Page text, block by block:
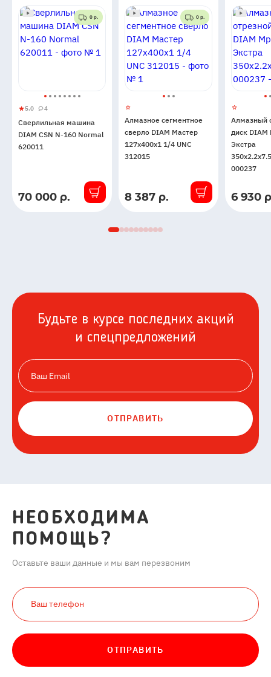
0 р.
Сверлильная
машина
DIAM
Normal
5.0
5
4 4
Сверлильная машина
DIAM CSN N-160 Normal
620011
В
70 000 р.
0 р.
Алмазное сегментное
сверло DIAM Мастер
127x400x1 1/4 UNC
312015
В
8 387 р.
Алмазный
диск
Экстра
000237
В
6 930
Будьте в курсе последних акций
и спецпредложений
ОТПРАВИТЬ
НЕОБХОДИМА
ПОМОЩЬ?
Оставьте ваши данные и мы вам перезвоним
ОТПРАВИТЬ